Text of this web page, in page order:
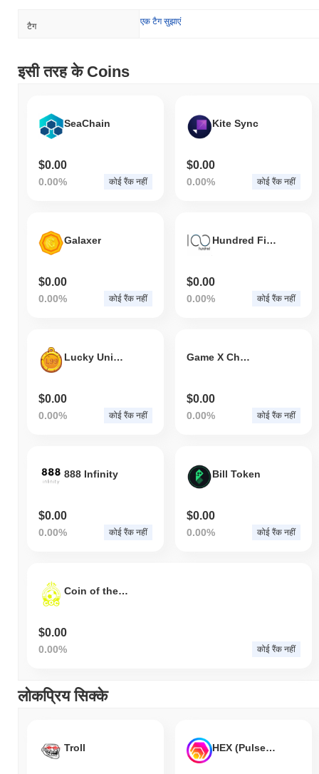
टैग एक टैग सुझाएं
इसी तरह के Coins
SeaChain
$0.00
0.00% कोई रैंक नहीं
Kite Sync
$0.00
0.00% कोई रैंक नहीं
Galaxer
$0.00
0.00% कोई रैंक नहीं
Hundred Finance
$0.00
0.00% कोई रैंक नहीं
Lucky Unicorn Token
$0.00
0.00% कोई रैंक नहीं
Game X Change Potion
$0.00
0.00% कोई रैंक नहीं
888 Infinity
$0.00
0.00% कोई रैंक नहीं
Bill Token
$0.00
0.00% कोई रैंक नहीं
Coin of the champions
$0.00
0.00% कोई रैंक नहीं
लोकप्रिय सिक्के
Troll HEX (Pulsechain)